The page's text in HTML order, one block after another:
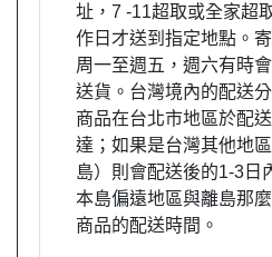
址，7 -11超取或全家超
作日才送到指定地點。
周一至週五，週六有時
送貨。台灣境內的配送
商品在台北市地區於配
達；如果是台灣其他地
島）則會配送後的1-3日
本島偏遠地區與離島那
商品的配送時間。